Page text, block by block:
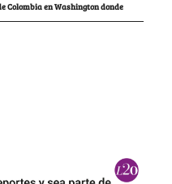
Colombia en Washington donde